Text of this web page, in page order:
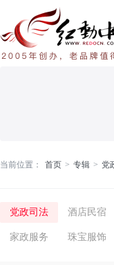
当前位置： 首页 > 专辑 > 党
党政司法 酒店民宿
家政服务 珠宝服饰